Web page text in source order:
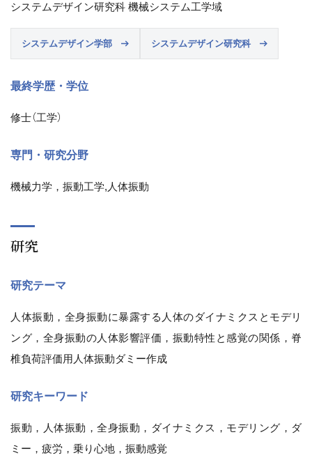
システムデザイン研究科 機械システム工学域
システムデザイン学部 システムデザイン研究科
最終学歴・学位
修士（工学）
専門・研究分野
機械力学，振動工学,人体振動
研究
研究テーマ
人体振動，全身振動に暴露する人体のダイナミクスとモデリ
ング，全身振動の人体影響評価，振動特性と感覚の関係，脊
椎負荷評価用人体振動ダミー作成
研究キーワード
振動，人体振動，全身振動，ダイナミクス，モデリング，ダ
ミー，疲労，乗り心地，振動感覚